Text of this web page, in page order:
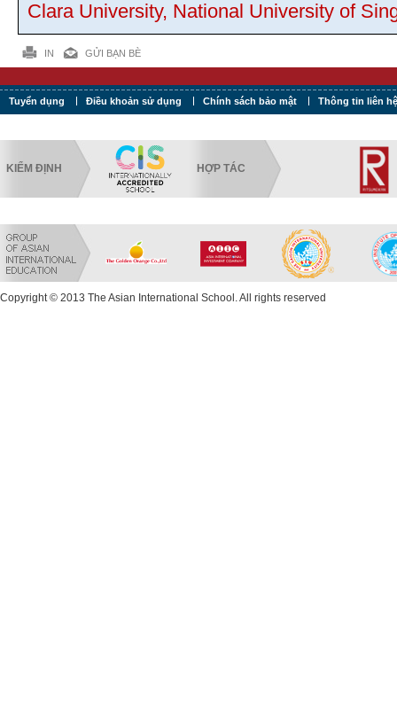
Clara University, National University of
IN GỬI BẠN BÈ
Tuyển dụng Điều khoản sử dụng Chính sách bảo mật Thông tin liên hệ
KIỂM ĐỊNH HỢP TÁC
Copyright © 2013 The Asian International School. All rights reserved